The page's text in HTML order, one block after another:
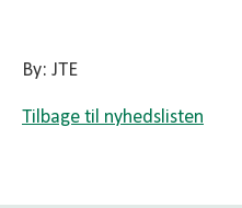
By: JTE
Tilbage til nyhedslisten